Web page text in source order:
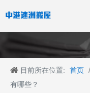
目前所在位置: 首页 /
有哪些？